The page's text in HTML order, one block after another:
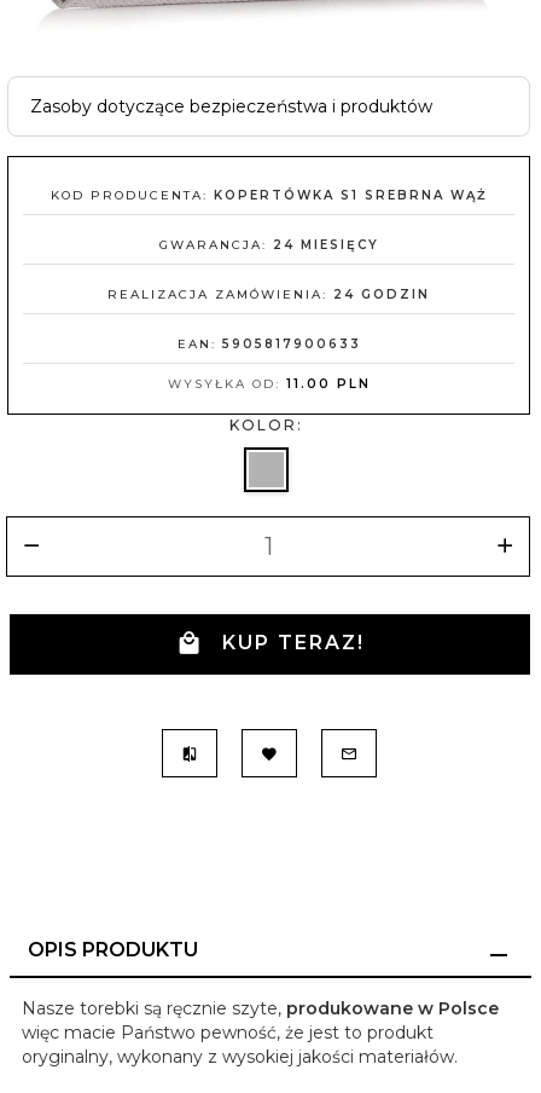
Zasoby dotyczące bezpieczeństwa i produktów
KOD PRODUCENTA: KOPERTÓWKA S1 SREBRNA WĄŻ
GWARANCJA: 24 MIESIĘCY
REALIZACJA ZAMÓWIENIA: 24 GODZIN
EAN: 5905817900633
WYSYŁKA OD: 11.00 PLN
KOLOR:
KUP TERAZ!
OPIS PRODUKTU
Nasze torebki są ręcznie szyte, produkowane w Polsce
więc macie Państwo pewność, że jest to produkt
oryginalny, wykonany z wysokiej jakości materiałów.